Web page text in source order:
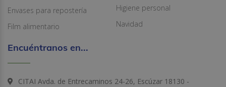
Envases para repostería
Film alimentario
Higiene personal
Navidad
Encuéntranos en...
CITAI Avda. de Entrecaminos 24-26, Escúzar 18130 -